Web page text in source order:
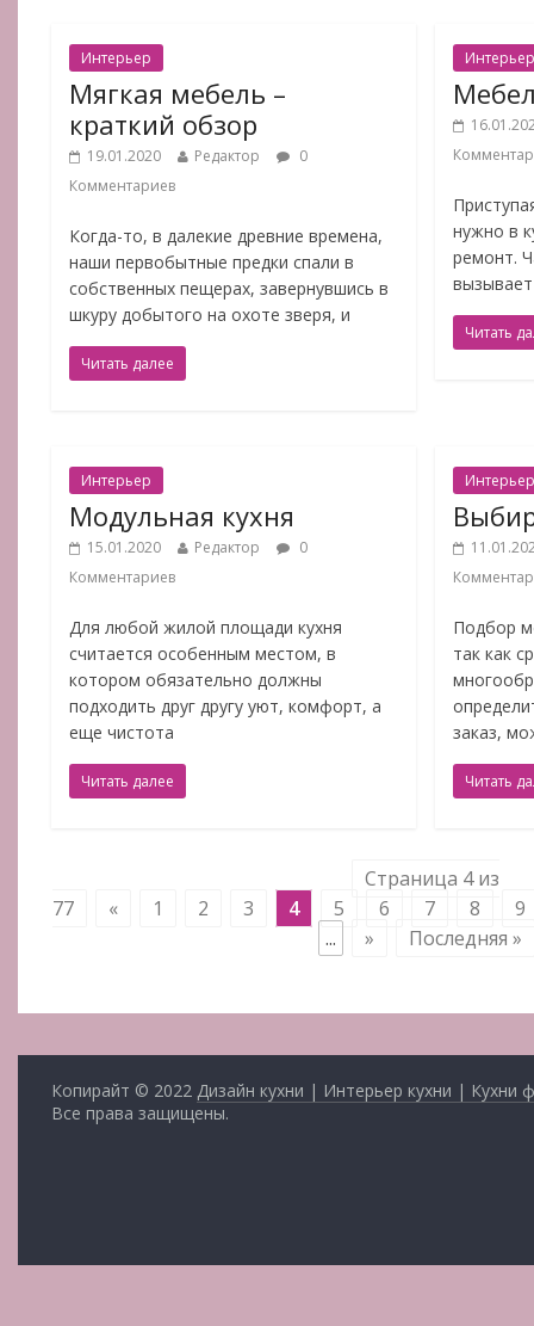
Интерьер
Мягкая мебель –
краткий обзор
19.01.2020 Редактор
0
Комментариев
Когда-то, в далекие древние времена,
наши первобытные предки спали в
собственных пещерах, завернувшись в
шкуру добытого на охоте зверя, и
Читать далее
Интерьер
нужно в
ремонт.
Читать
Интерьер
Модульная кухня
15.01.2020 Редактор
0
Комментариев
Для любой жилой площади кухня
считается особенным местом, в
котором обязательно должны
подходить друг другу уют, комфорт, а
еще чистота
Читать далее
Интерьер
Подбор
так как
заказ,
Читать
Страница 4 из
77
« 1 2 3 4 5 6 7 8
9
...
» Последняя »
Копирайт © 2022 Дизайн кухни | Интерьер кухни | Кухни
Все права защищены.